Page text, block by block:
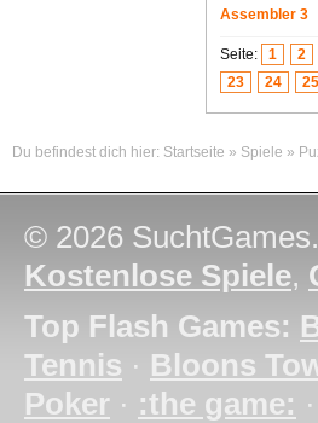
Assembler 3
Seite: 1 2
23
24 25
Du befindest dich hier: Startseite » Spiele »
© 2026
Kostenlose Spiele,
Top Flash Games:
Tennis · Bloons
Poker · :the game: ·